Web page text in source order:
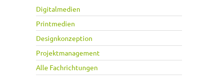
Digitalmedien
Printmedien
Designkonzeption
Projektmanagement
Alle Fachrichtungen